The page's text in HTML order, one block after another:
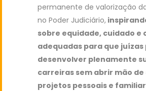
permanente de valorização
no Poder Judiciário,
sobre equidade, cuidado e
adequadas para que juízas
desenvolver plenamente
carreiras sem abrir mão de
projetos pessoais e